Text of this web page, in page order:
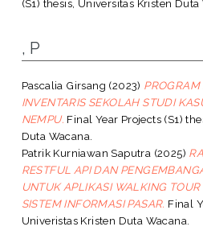
(S1) thesis, Universitas Kristen Duta
, P
Pascalia Girsang (2023)
INVENTARIS SEKOLAH STUDI
NEMPU. Final Year Projects (S1)
Duta Wacana.
Patrik Kurniawan Saputra (2025)
RESTFUL API DAN
UNTUK APLIKASI WALKING
SISTEM INFORMASI PASAR. Final
Univeristas Kristen Duta Wacana.